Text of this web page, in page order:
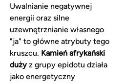
Uwalnianie negatywnej
energii oraz silne
uzewnętrznianie własnego
"ja" to główne atrybuty tego
kruszcu. Kamień afrykański
dużyz grupy epidotu działa
jako energetyczny